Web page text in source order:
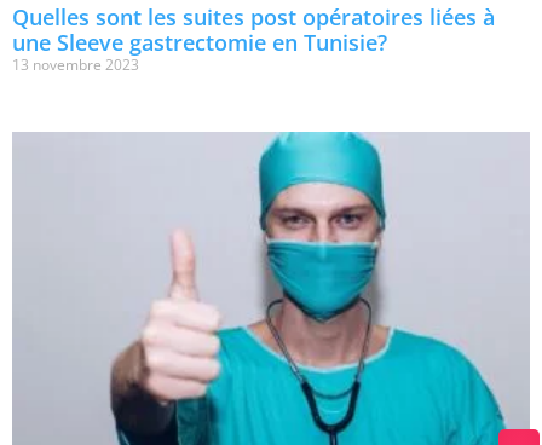
Quelles sont les suites post opératoires liées à
une Sleeve gastrectomie en Tunisie?
13 novembre 2023